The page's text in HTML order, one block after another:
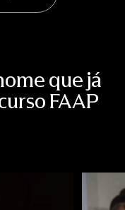
que já
FAAP